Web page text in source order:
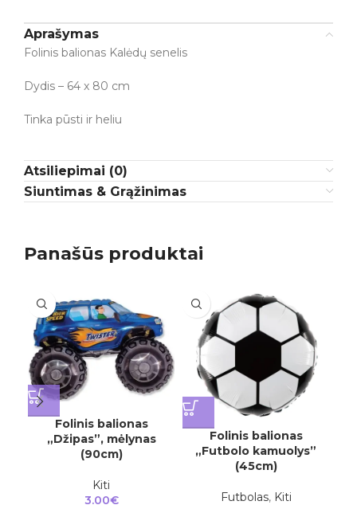
Aprašymas
Folinis balionas Kalėdų senelis
Dydis – 64 x 80 cm
Tinka pūsti ir heliu
Atsiliepimai (0)
Siuntimas & Grąžinimas
Panašūs produktai
Folinis balionas
„Džipas”, mėlynas
(90cm)
Kiti
3.00€
Folinis balionas
„Futbolo kamuolys”
(45cm)
Futbolas, Kiti